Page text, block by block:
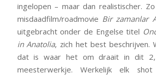
ingelopen – maar dan realistischer.
misdaadfilm/roadmovie Bir zamanlar
uitgebracht onder de Engelse titel
in Anatolia, zich het best beschrijven.
dat is waar het om draait in dit
meesterwerkje. Werkelijk elk